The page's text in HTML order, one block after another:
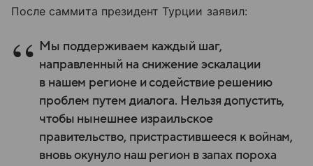
После саммита президент Турции заявил:
Мы поддерживаем каждый шаг,
направленный на снижение эскалации
в нашем регионе и содействие решению
проблем путем диалога. Нельзя допустить,
чтобы нынешнее израильское
правительство, пристрастившееся к войнам,
вновь окунуло наш регион в запах пороха